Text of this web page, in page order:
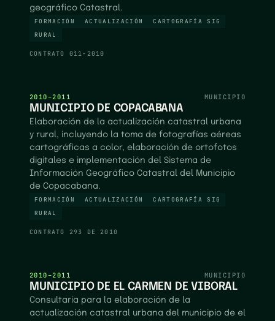
geográfico Catastral.
FORMACIÓN ACTUALIZACIÓN
CARTOGRAFÍA SIG
RURAL
CONTRATO 011-2010
2010–2011 MUNICIPIO
MUNICIPIO DE COPACABANA
Elaboración de la actualización catastral urbana
y rural, incluyendo la toma de fotografías aéreas
cartográficas a color, elaboración de ortofotos
digitales e implementación del Sistema de
Información Geográfico Catastral del Municipio
de Copacabana.
FORMACIÓN ACTUALIZACIÓN
CARTOGRAFÍA SIG
RURAL
CONTRATO 293 DE 2010
2010–2011 MUNICIPIO
MUNICIPIO DE EL CARMEN DE VIBORAL
Consultaría para la elaboración de la
actualización catastral urbana del municipio de el